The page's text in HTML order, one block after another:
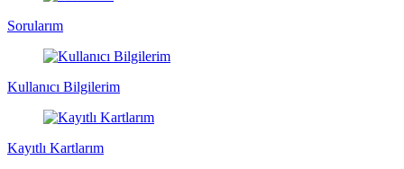
Sorularım
Kullanıcı Bilgilerim
Kayıtlı Kartlarım